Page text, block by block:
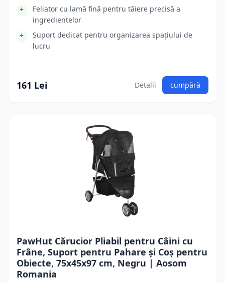
Feliator cu lamă fină pentru tăiere precisă a
ingredientelor
Suport dedicat pentru organizarea spațiului de
lucru
161 Lei Detalii cumpără
PawHut Cărucior Pliabil pentru Câini cu
Frâne, Suport pentru Pahare și Coș pentru
Obiecte, 75x45x97 cm, Negru | Aosom
Romania